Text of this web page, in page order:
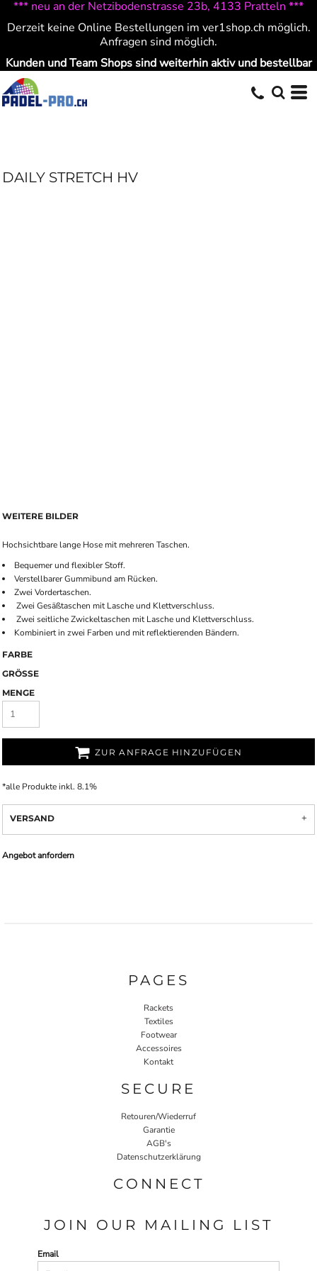
*** neu an der Netzibodenstrasse 23b, 4133 Pratteln ***
Derzeit keine Online Bestellungen im ver1shop.ch möglich.
Anfragen sind möglich.
Kunden und Team Shops sind weiterhin aktiv und bestellbar
DAILY STRETCH HV
WEITERE BILDER
Hochsichtbare lange Hose mit mehreren Taschen.
Bequemer und flexibler Stoff.
Verstellbarer Gummibund am Rücken.
Zwei Vordertaschen.
Zwei Gesäßtaschen mit Lasche und Klettverschluss.
Zwei seitliche Zwickeltaschen mit Lasche und Klettverschluss.
Kombiniert in zwei Farben und mit reflektierenden Bändern.
FARBE
GRÖSSE
MENGE
ZUR ANFRAGE HINZUFÜGEN
*alle Produkte inkl. 8.1%
VERSAND
Angebot anfordern
PAGES
Rackets
Textiles
Footwear
Accessoires
Kontakt
SECURE
Retouren/Wiederruf
Garantie
AGB's
Datenschutzerklärung
CONNECT
JOIN OUR MAILING LIST
Email